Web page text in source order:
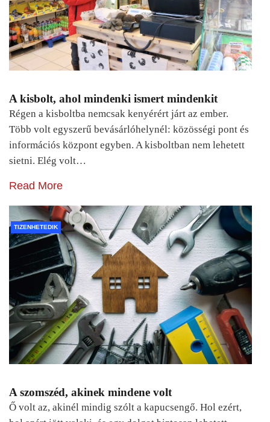
A kisbolt, ahol mindenki ismert mindenkit
Régen a kisboltba nemcsak kenyérért járt az ember.
Több volt egyszerű bevásárlóhelynél: közösségi pont és
információs központ egyben. A kisboltban nem lehetett
sietni. Elég volt…
Read More
TIZENHETEDIK
A szomszéd, akinek mindene volt
Ő volt az, akinél mindig szólt a kapucsengő. Hol ezért,